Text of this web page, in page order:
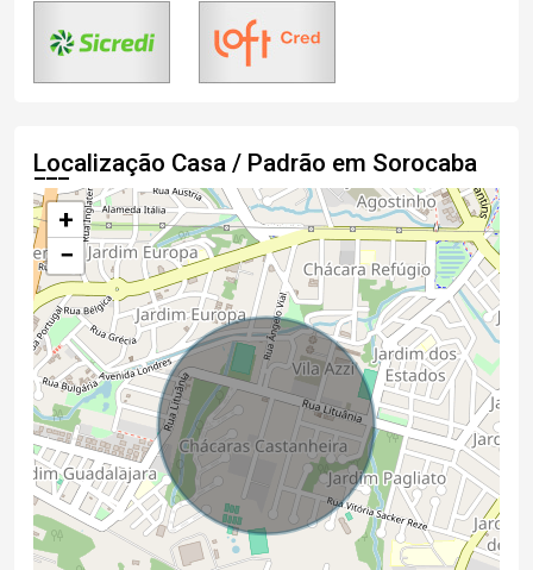
Localização Casa / Padrão em Sorocaba
+
−